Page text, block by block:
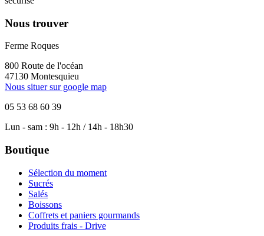
Nous trouver
Ferme Roques
800 Route de l'océan
47130 Montesquieu
Nous situer sur google map
05 53 68 60 39
Lun - sam : 9h - 12h / 14h - 18h30
Boutique
Sélection du moment
Sucrés
Salés
Boissons
Coffrets et paniers gourmands
Produits frais - Drive